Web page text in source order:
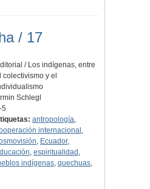
/ 17
/ Los indígenas, entre
colectivismo y el
Schlegl
5
antropología,
internacional ,
, Ecuador,
,espiritualidad ,
indígenas, quechuas,